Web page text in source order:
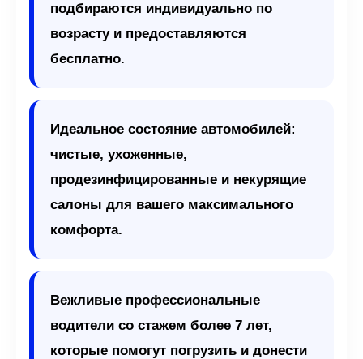
подбираются индивидуально по
возрасту и предоставляются
бесплатно.
Идеальное состояние автомобилей:
чистые, ухоженные,
продезинфицированные и некурящие
салоны для вашего максимального
комфорта.
Вежливые профессиональные
водители со стажем более 7 лет,
которые помогут погрузить и донести